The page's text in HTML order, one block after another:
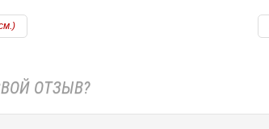
ОТЗЫВ?